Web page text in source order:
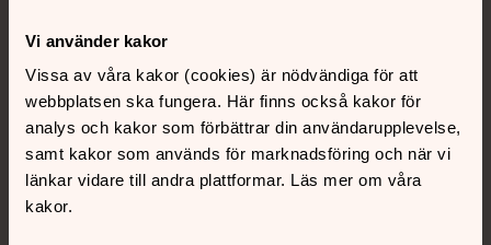
Vi använder kakor
Vissa av våra kakor (cookies) är nödvändiga för att
webbplatsen ska fungera. Här finns också kakor för
analys och kakor som förbättrar din användarupplevelse,
samt kakor som används för marknadsföring och när vi
länkar vidare till andra plattformar. Läs mer om våra
kakor.
Kontakt
Kalender